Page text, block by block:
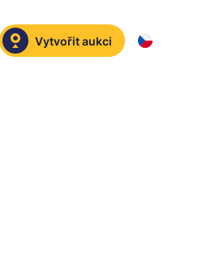
Vytvořit aukci